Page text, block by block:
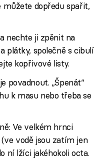
dopředu spařit,
nechte ji zpěnit na
plátky, společně s cibulí
kopřivové listy.
povadnout. „Špenát“
k masu nebo třeba se
Ve velkém hrnci
vodě jsou zatím jen
ní lžíci jakéhokoli octa.